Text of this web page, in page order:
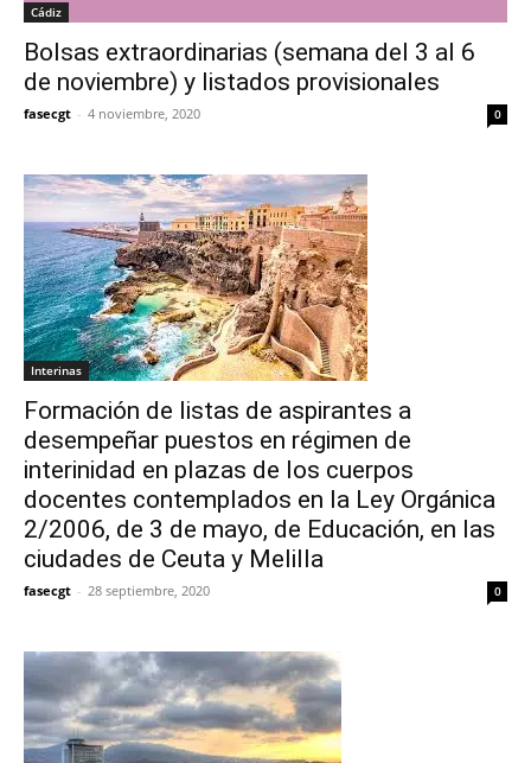
Cádiz
Bolsas extraordinarias (semana del 3 al 6
de noviembre) y listados provisionales
fasecgt - 4 noviembre, 2020 0
Interinas
Formación de listas de aspirantes a
desempeñar puestos en régimen de
interinidad en plazas de los cuerpos
docentes contemplados en la Ley Orgánica
2/2006, de 3 de mayo, de Educación, en las
ciudades de Ceuta y Melilla
fasecgt - 28 septiembre, 2020 0